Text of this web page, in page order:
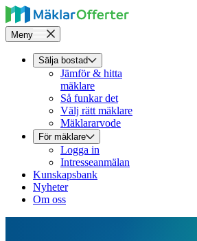
Meny
Sälja bostad
Jämför & hitta
mäklare
Så funkar det
Välj rätt mäklare
Mäklararvode
För mäklare
Logga in
Intresseanmälan
Kunskapsbank
Nyheter
Om oss